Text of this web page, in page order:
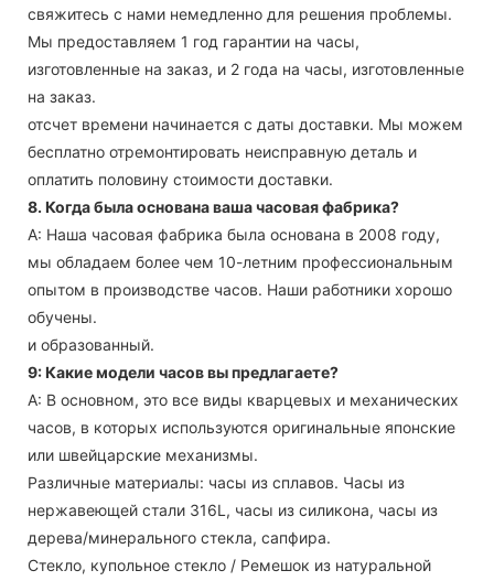
свяжитесь с нами немедленно для решения проблемы.
Мы предоставляем 1 год гарантии на часы,
изготовленные на заказ, и 2 года на часы, изготовленные
на заказ.
отсчет времени начинается с даты доставки. Мы можем
бесплатно отремонтировать неисправную деталь и
оплатить половину стоимости доставки.
8. Когда была основана ваша часовая фабрика?
А: Наша часовая фабрика была основана в 2008 году,
мы обладаем более чем 10-летним профессиональным
опытом в производстве часов. Наши работники хорошо
обучены.
и образованный.
9: Какие модели часов вы предлагаете?
А: В основном, это все виды кварцевых и механических
часов, в которых используются оригинальные японские
или швейцарские механизмы.
Различные материалы: часы из сплавов. Часы из
нержавеющей стали 316L, часы из силикона, часы из
дерева/минерального стекла, сапфира.
Стекло, купольное стекло / Ремешок из натуральной